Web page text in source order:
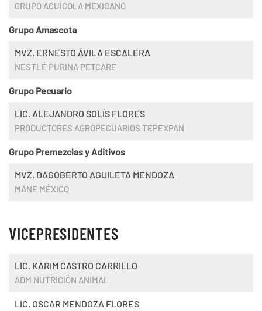
GRUPO ACUÍCOLA MEXICANO
Grupo Amascota
MVZ. ERNESTO ÁVILA ESCALERA
NESTLÉ PURINA PETCARE
Grupo Pecuario
LIC. ALEJANDRO SOLÍS FLORES
PRODUCTORES AGROPECUARIOS TEPEXPAN
Grupo Premezclas y Aditivos
MVZ. DAGOBERTO AGUILETA MENDOZA
MANE MÉXICO
VICEPRESIDENTES
LIC. KARIM CASTRO CARRILLO
ADM NUTRICIÓN ANIMAL
LIC. OSCAR MENDOZA FLORES